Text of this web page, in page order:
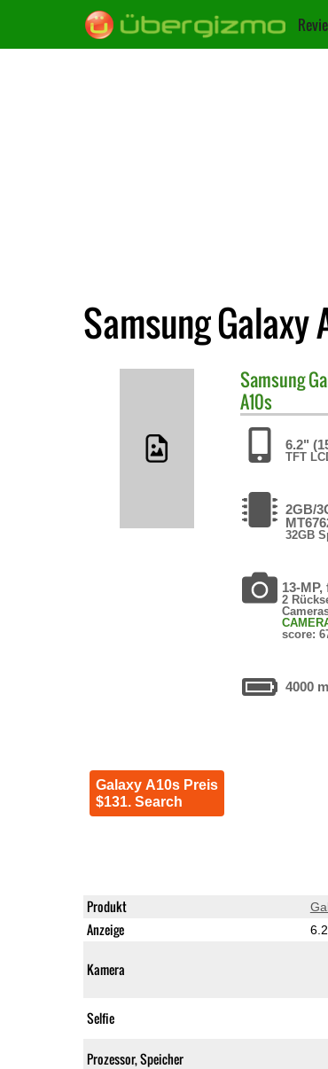
Samsung Galaxy
Samsung
A10s
6.2"
TFT
2GB/
32GB
13-MP,
2
score:
4000
Galaxy A10s Preis
$131. Search
Produkt
Anzeige
Kamera
Selfie
Prozessor, Speicher